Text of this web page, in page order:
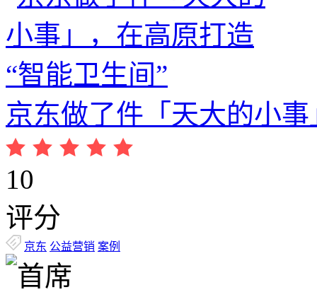
京东做了件「天大的小
10
评分
京东 公益营销 案例